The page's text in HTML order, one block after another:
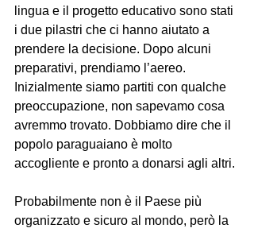
lingua e il progetto educativo sono stati
i due pilastri che ci hanno aiutato a
prendere la decisione. Dopo alcuni
preparativi, prendiamo l’aereo.
Inizialmente siamo partiti con qualche
preoccupazione, non sapevamo cosa
avremmo trovato. Dobbiamo dire che il
popolo paraguaiano è molto
accogliente e pronto a donarsi agli altri.
Probabilmente non è il Paese più
organizzato e sicuro al mondo, però la